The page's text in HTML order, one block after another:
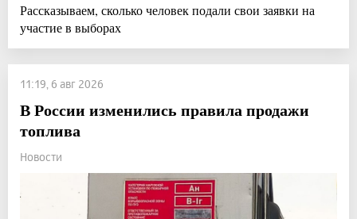
Рассказываем, сколько человек подали свои заявки на
участие в выборах
11:19, 6 авг 2026
В России изменились правила продажи
топлива
Новости